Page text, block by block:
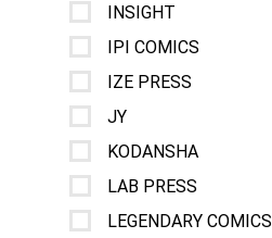
INSIGHT
IPI COMICS
IZE PRESS
JY
KODANSHA
LAB PRESS
LEGENDARY COMICS